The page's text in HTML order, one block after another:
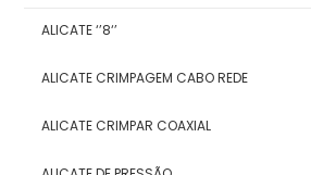
ALICATE ‘’8‘’
ALICATE CRIMPAGEM CABO REDE
ALICATE CRIMPAR COAXIAL